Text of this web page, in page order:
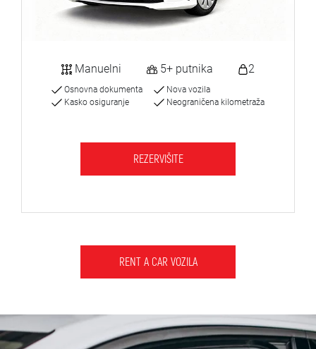
Manuelni 5+ putnika 2
Osnovna dokumenta
Kasko osiguranje
Nova vozila
Neograničena kilometraža
REZERVIŠITE
RENT A CAR VOZILA